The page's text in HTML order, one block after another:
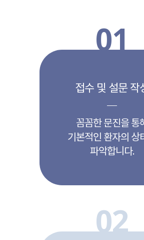
01
접수 및 설문 작
꼼꼼한 문진을 통
기본적인 환자의 상
파악합니다.
02